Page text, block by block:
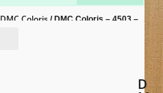
DMC Coloris/ DMC Coloris – 4503 –
D